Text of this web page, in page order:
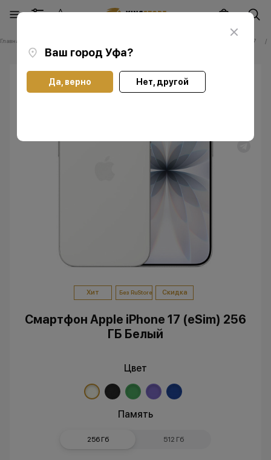
Ваш город Уфа?
Да, верно Нет, другой
Главная Смартфоны Apple iPhone 17
Хит Без RuStore Скидка
Смартфон Apple iPhone 17 (eSim) 256
ГБ Белый
Цвет
Память
256 Гб 512 Гб